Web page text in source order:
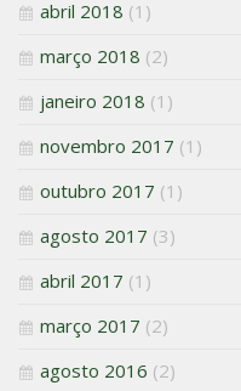
abril 2018 (1)
março 2018 (2)
janeiro 2018 (1)
novembro 2017 (1)
outubro 2017 (1)
agosto 2017 (3)
abril 2017 (1)
março 2017 (2)
agosto 2016 (2)